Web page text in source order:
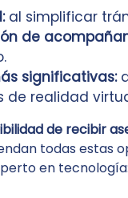
al simplificar
de
significativas:
de realidad
de recibir
todas estas
en